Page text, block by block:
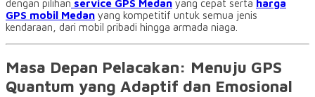
dengan pilihan service GPS Medan yang cepat serta harga
GPS mobil Medan yang kompetitif untuk semua jenis
kendaraan, dari mobil pribadi hingga armada niaga.
Masa Depan Pelacakan: Menuju GPS
Quantum yang Adaptif dan Emosional